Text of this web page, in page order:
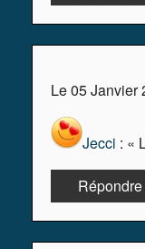
Le 05 Janvier
Jecci : «